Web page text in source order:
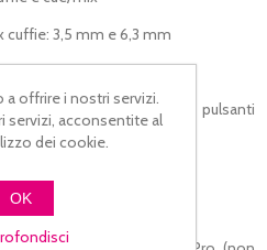
cuffie: 3,5 mm e 6,3 mm
bilanciato da 6,3 mm)
manopola di comando, pulsanti
a offrire i nostri servizi.
servizi, acconsentite al
dei cookie.
OK